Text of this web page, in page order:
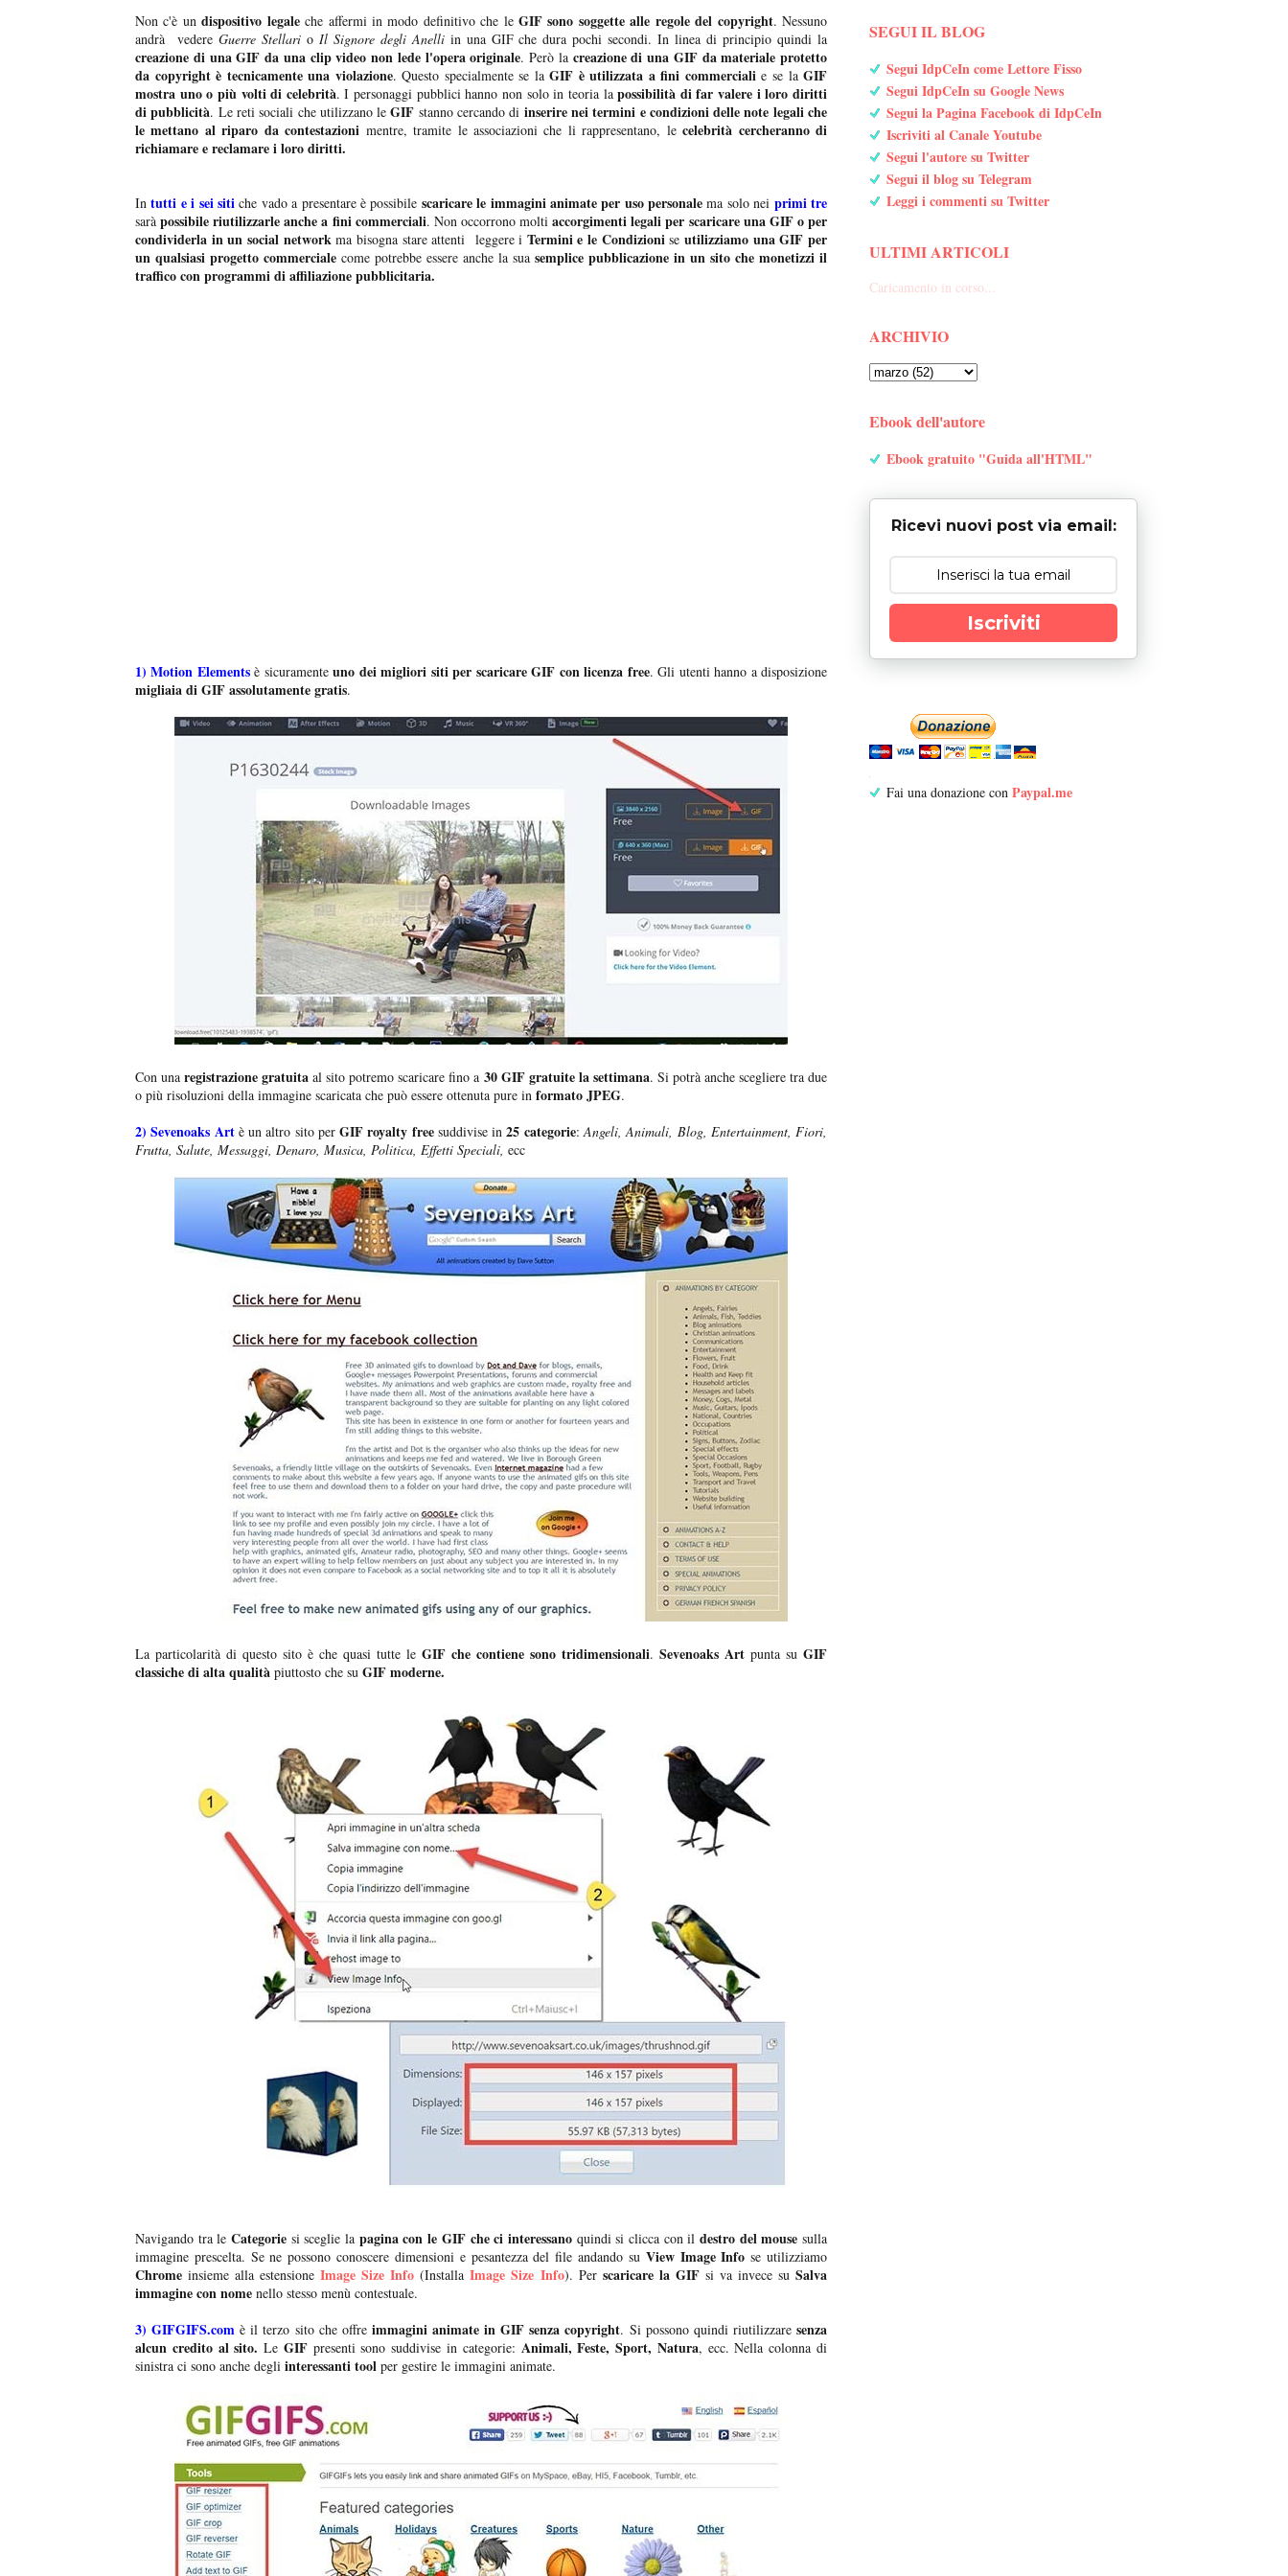
Non c'è undispositivo legaleche affermi in modo definitivo che leGIF sono soggette alle regole del copyright. Nessuno
andrà vedere Guerre Stellario Il Signore degli Anelliin una GIF che dura pochi secondi. In linea di principio quindi la
creazione di una GIF da una clip video non lede l'opera originale. Però la creazione di una GIF da materiale protetto
da copyright è tecnicamente una violazione. Questo specialmente se laGIF è utilizzata a fini commercialie se laGIF
mostra uno o più volti di celebrità. I personaggi pubblici hanno non solo in teoria lapossibilità di far valere i loro diritti
di pubblicità. Le reti sociali che utilizzano le GIF stanno cercando di inserire nei termini e condizioni delle note legali che
le mettano al riparo da contestazioni mentre, tramite le associazioni che li rappresentano, lecelebrità cercheranno di
richiamare e reclamare i loro diritti.
In tutti e i sei sitiche vado a presentare è possibile scaricare le immagini animate per uso personale ma solo nei primi tre
saràpossibile riutilizzarle anche a fini commerciali. Non occorrono moltiaccorgimenti legali per scaricare una GIF o per
condividerla in un social networkma bisogna stare attenti leggere i Termini e le Condizioniseutilizziamo una GIF per
un qualsiasi progetto commerciale come potrebbe essere anche la sua semplice pubblicazione in un sito che monetizzi il
traffico con programmi di affiliazione pubblicitaria.
1)Motion Elementsè sicuramenteuno dei migliori siti per scaricare GIF con licenza free. Gli utenti hanno a disposizione
migliaia di GIF assolutamente gratis.
Con unaregistrazione gratuita al sito potremo scaricare fino a 30 GIF gratuite la settimana. Si potrà anche scegliere tra due
o più risoluzioni della immagine scaricata che può essere ottenuta pure in formato JPEG.
2)Sevenoaks Artè un altro sito perGIF royalty freesuddivise in25 categorie:Angeli, Animali, Blog, Entertainment, Fiori,
Frutta, Salute, Messaggi, Denaro, Musica, Politica, Effetti Speciali, ecc
La particolarità di questo sito è che quasi tutte le GIF che contiene sono tridimensionali. Sevenoaks Art punta su GIF
classiche di alta qualità piuttosto che su GIF moderne.
Navigando tra leCategorie si sceglie la pagina con le GIF che ci interessanoquindi si clicca con il destro del mouse sulla
immagine prescelta. Se ne possono conoscere dimensioni e pesantezza del file andando su View Image Info se utilizziamo
Chrome insieme alla estensioneImage Size Info (InstallaImage Size Info). Per scaricare la GIFsi va invece suSalva
immagine con nome nello stesso menù contestuale.
3)GIFGIFS.com è il terzo sito che offre immagini animate in GIF senza copyright. Si possono quindi riutilizzaresenza
alcun credito al sito. Le GIFpresenti sono suddivise in categorie: Animali, Feste, Sport, Natura, ecc. Nella colonna di
sinistra ci sono anche degli interessanti tool per gestire le immagini animate.
SEGUI IL BLOG
Segui IdpCeIn come Lettore Fisso
Segui IdpCeIn su Google News
Segui la Pagina Facebook di IdpCeIn
Iscriviti al Canale Youtube
Segui l'autore su Twitter
Segui il blog su Telegram
Leggi i commenti su Twitter
ULTIMI ARTICOLI
Caricamento in corso...
ARCHIVIO
Ebook dell'autore
Ebook gratuito "Guida all'HTML"
Ricevi nuovi post via email:
Iscriviti
Fai una donazione con Paypal.me